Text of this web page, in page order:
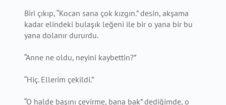
Biri çıkıp, “Kocan sana çok kızgın.” desin, akşama
kadar elindeki bulaşık leğeni ile bir o yana bir bu
yana dolanır dururdu.
“Anne ne oldu, neyini kaybettin?”
“Hiç. Ellerim çekildi.”
“O halde başını çevirme, bana bak” dediğimde, o